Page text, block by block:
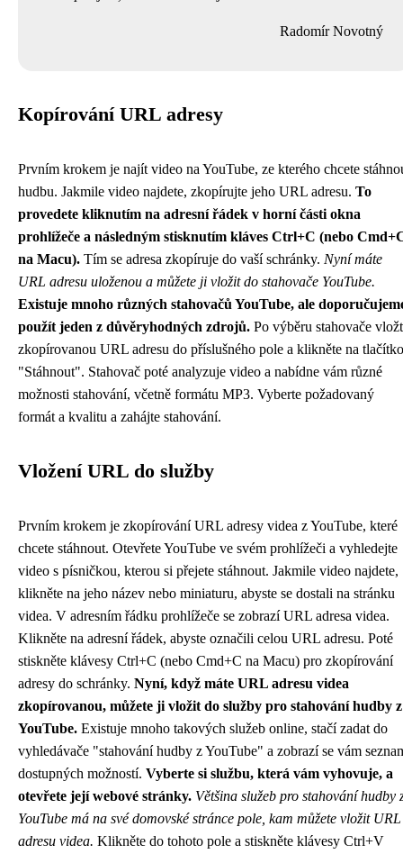
Radomír Novotný
Kopírování URL adresy
Prvním krokem je najít video na YouTube, ze kterého chcete
hudbu. Jakmile video najdete, zkopírujte jeho URL adresu. To
provedete kliknutím na adresní řádek v horní části okna
prohlížeče a následným stisknutím kláves Ctrl+C (nebo
na Macu). Tím se adresa zkopíruje do vaší schránky. Nyní máte
URL adresu uloženou a můžete ji vložit do stahovače YouTube.
Existuje mnoho různých stahovačů YouTube, ale
použít jeden z důvěryhodných zdrojů. Po výběru stahovače
zkopírovanou URL adresu do příslušného pole a klikněte na tlačítko
"Stáhnout". Stahovač poté analyzuje video a nabídne vám různé
možnosti stahování, včetně formátu MP3. Vyberte požadovaný
formát a kvalitu a zahájte stahování.
Vložení URL do služby
Prvním krokem je zkopírování URL adresy videa z YouTube, které
chcete stáhnout. Otevřete YouTube ve svém prohlížeči a vyhledejte
video s písničkou, kterou si přejete stáhnout. Jakmile video najdete,
klikněte na jeho název nebo miniaturu, abyste se dostali na stránku
videa. V adresním řádku prohlížeče se zobrazí URL adresa videa.
Klikněte na adresní řádek, abyste označili celou URL adresu. Poté
stiskněte klávesy Ctrl+C (nebo Cmd+C na Macu) pro zkopírování
adresy do schránky. Nyní, když máte URL adresu videa
zkopírovanou, můžete ji vložit do služby pro stahování hudby z
YouTube. Existuje mnoho takových služeb online, stačí zadat do
vyhledávače "stahování hudby z YouTube" a zobrazí se vám
dostupných možností. Vyberte si službu, která vám vyhovuje, a
otevřete její webové stránky. Většina služeb pro stahování hudby
YouTube má na své domovské stránce pole, kam můžete vložit URL
adresu videa. Klikněte do tohoto pole a stiskněte klávesy Ctrl+V